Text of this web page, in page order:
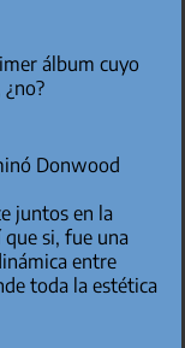
álbum cuyo
Donwood
juntos en la
si, fue una
entre
toda la estética